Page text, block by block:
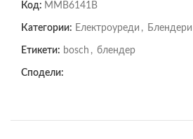
Код: MMB6141B
Категории: Електроуреди , Блендери
Етикети: bosch , блендер
Сподели: